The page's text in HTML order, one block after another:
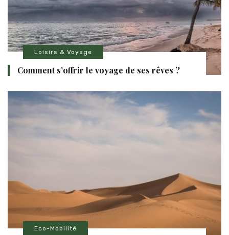
Loisirs & Voyage
Comment s’offrir le voyage de ses rêves ?
Eco-Mobilité